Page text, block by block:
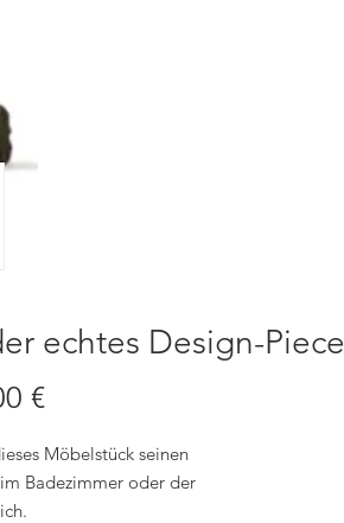
echtes Design-Piece
€Sale-
Möbelstück seinen
Badezimmer oder der